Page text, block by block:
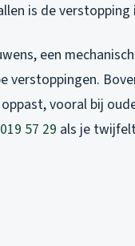
is de
een
verstoppingen.
vooral bij
57 29 als je